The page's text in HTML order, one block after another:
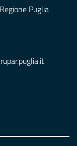
Puglia